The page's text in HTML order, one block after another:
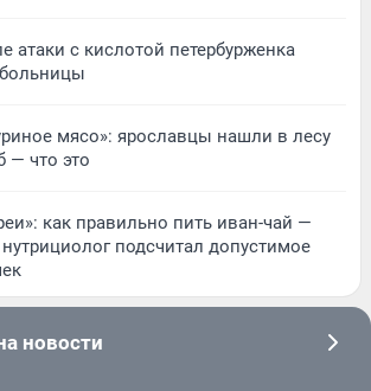
атаки с кислотой петербурженка
мясо»: ярославцы нашли в лесу
— что это
как правильно пить иван-чай —
подсчитал допустимое
новости